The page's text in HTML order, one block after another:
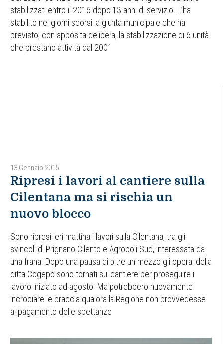
stabilizzati entro il 2016 dopo 13 anni di servizio. L’ha
stabilito nei giorni scorsi la giunta municipale che ha
previsto, con apposita delibera, la stabilizzazione di 6 unità
che prestano attività dal 2001
13 Gennaio 2015
Ripresi i lavori al cantiere sulla
Cilentana ma si rischia un
nuovo blocco
Sono ripresi ieri mattina i lavori sulla Cilentana, tra gli
svincoli di Prignano Cilento e Agropoli Sud, interessata da
una frana. Dopo una pausa di oltre un mezzo gli operai della
ditta Cogepo sono tornati sul cantiere per proseguire il
lavoro iniziato ad agosto. Ma potrebbero nuovamente
incrociare le braccia qualora la Regione non provvedesse
al pagamento delle spettanze